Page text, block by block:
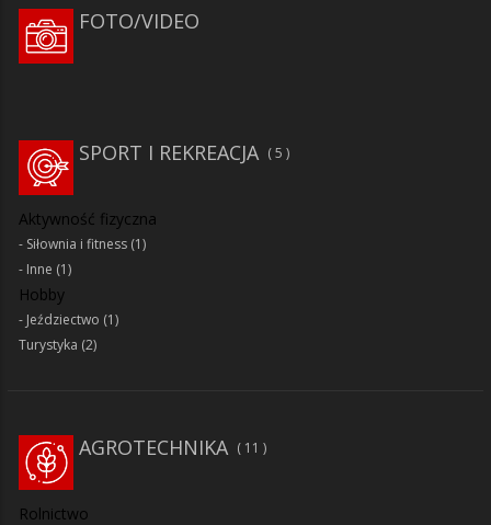
FOTO/VIDEO
SPORT I REKREACJA 5
Aktywność fizyczna
Siłownia i fitness (1)
Inne (1)
Hobby
Jeździectwo (1)
Turystyka (2)
AGROTECHNIKA 11
Rolnictwo